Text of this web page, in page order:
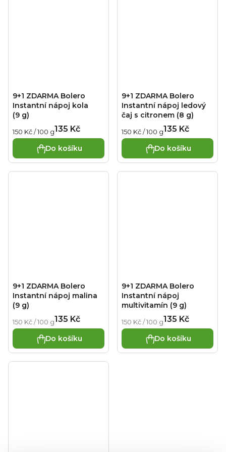
9+1 ZDARMA Bolero
Instantní nápoj kola
(9 g)
135 Kč
Měrná
cena:
150 Kč / 100 g
Do košíku
9+1 ZDARMA Bolero
Instantní nápoj ledový
čaj s citronem (8 g)
135 Kč
Měrná
cena:
150 Kč / 100 g
Do košíku
9+1 ZDARMA Bolero
Instantní nápoj malina
(9 g)
135 Kč
Měrná
cena:
150 Kč / 100 g
Do košíku
9+1 ZDARMA Bolero
Instantní nápoj
multivitamín (9 g)
135 Kč
Měrná
cena:
150 Kč / 100 g
Do košíku